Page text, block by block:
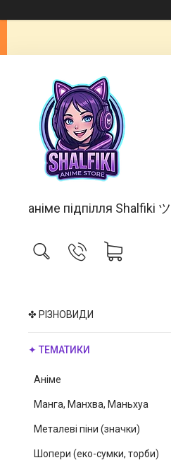
аніме підпілля Shalfiki ツ
✤ РІЗНОВИДИ
✦ ТЕМАТИКИ
Аніме
Манга, Манхва, Маньхуа
Металеві піни (значки)
Шопери (еко-сумки, торби)